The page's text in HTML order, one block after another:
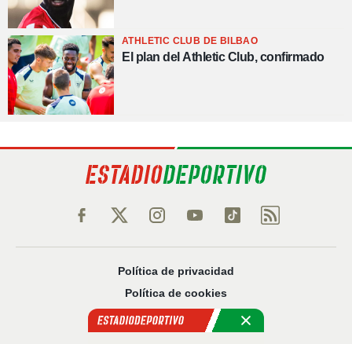
ATHLETIC CLUB DE BILBAO
El plan del Athletic Club, confirmado
Política de privacidad
Política de cookies
Política Comercial